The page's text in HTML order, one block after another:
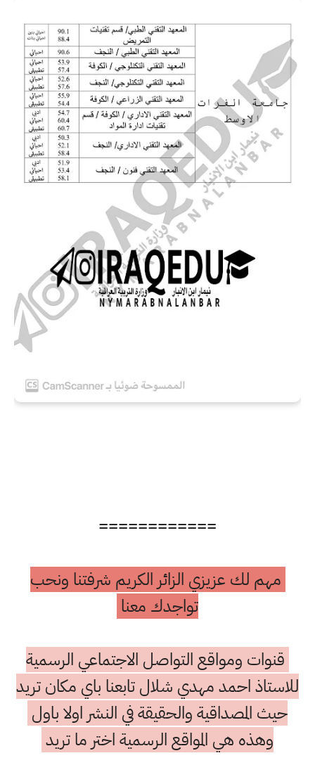
============
مهم لك عزيزي الزائر الكريم شرفتنا ونحب
تواجدك معنا
قنوات ومواقع التواصل الاجتماعي الرسمية
للاستاذ احمد مهدي شلال تابعنا باي مكان تريد
حيث المصداقية والحقيقة في النشر اولا باول
وهذه هي المواقع الرسمية اختر ما تريد